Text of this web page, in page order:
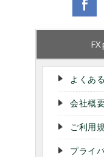
よくあ
会社概
ご利用
プライ